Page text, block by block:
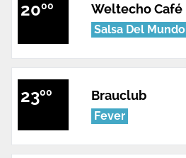
2000 Weltecho Café
Salsa Del Mundo
2300 Brauclub
Fever